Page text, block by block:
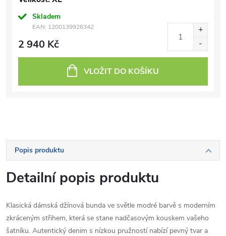
Skladem
EAN: 1200139926342
2 940 Kč
VLOŽIT DO KOŠÍKU
Popis produktu
Detailní popis produktu
Klasická dámská džínová bunda ve světle modré barvě s moderním
zkráceným střihem, která se stane nadčasovým kouskem vašeho
šatníku. Autentický denim s nízkou pružností nabízí pevný tvar a